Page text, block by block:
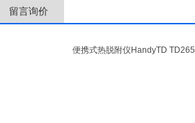
留言询价
便携式热脱附仪HandyTD TD265